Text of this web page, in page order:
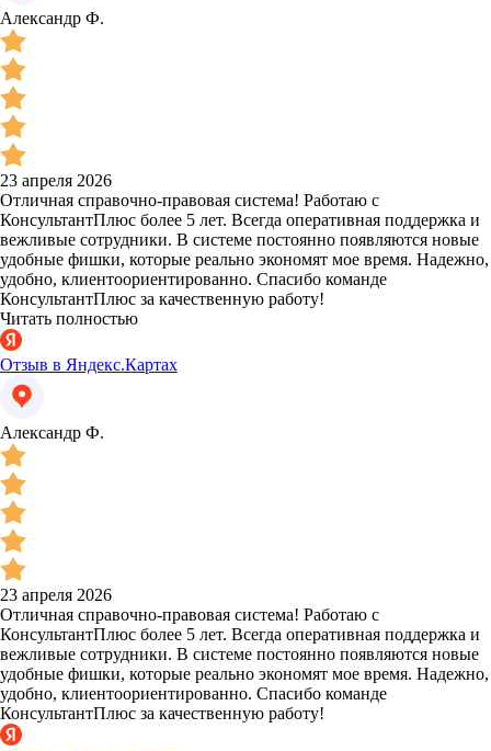
Александр Ф.
23 апреля 2026
Отличная справочно-правовая система! Работаю с
КонсультантПлюс более 5 лет. Всегда оперативная поддержка и
вежливые сотрудники. В системе постоянно появляются новые
удобные фишки, которые реально экономят мое время. Надежно,
удобно, клиентоориентированно. Спасибо команде
КонсультантПлюс за качественную работу!
Читать полностью
Отзыв в Яндекс.Картах
Александр Ф.
23 апреля 2026
Отличная справочно-правовая система! Работаю с
КонсультантПлюс более 5 лет. Всегда оперативная поддержка и
вежливые сотрудники. В системе постоянно появляются новые
удобные фишки, которые реально экономят мое время. Надежно,
удобно, клиентоориентированно. Спасибо команде
КонсультантПлюс за качественную работу!